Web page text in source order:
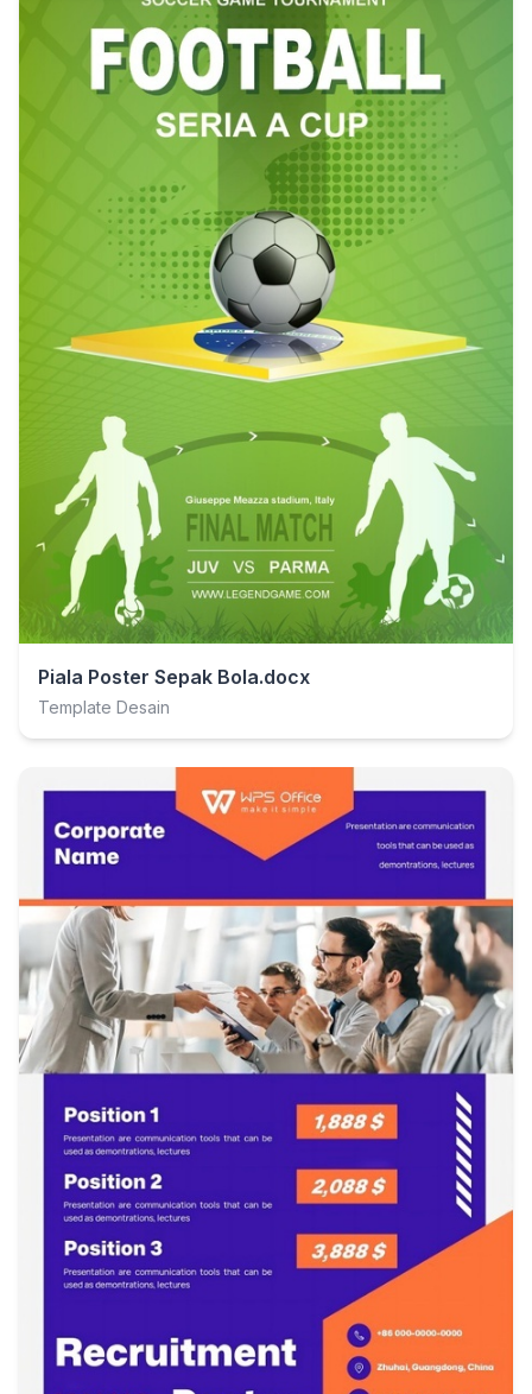
Piala Poster Sepak Bola.docx
Template Desain